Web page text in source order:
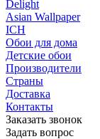
Delight
Asian Wallpaper
ICH
Обои для дома
Детские обои
Производители
Страны
Доставка
Контакты
Заказать звонок
Задать вопрос